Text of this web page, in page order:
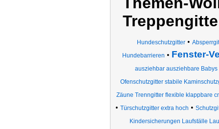
Hundeschutzgitter •
Hundebarrieren • Fenster-
ausziehbar ausziehbare
Ofenschutzgitter stabile
Zäune Trenngitter flexible klappbare
• Türschutzgitter extra hoch •
Kindersicherungen Laufställe